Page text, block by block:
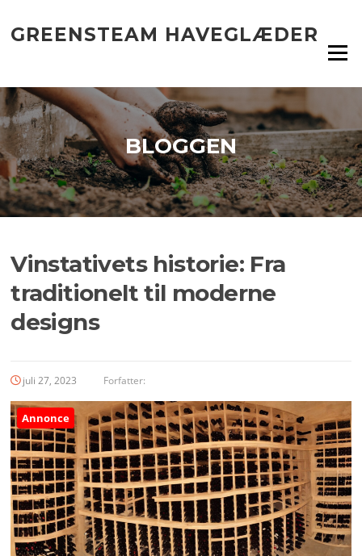
indhold
GREENSTEAM HAVEGLÆDER
Menu
BLOGGEN
Vinstativets historie: Fra
traditionelt til moderne
designs
juli 27, 2023 Forfatter:
Annonce